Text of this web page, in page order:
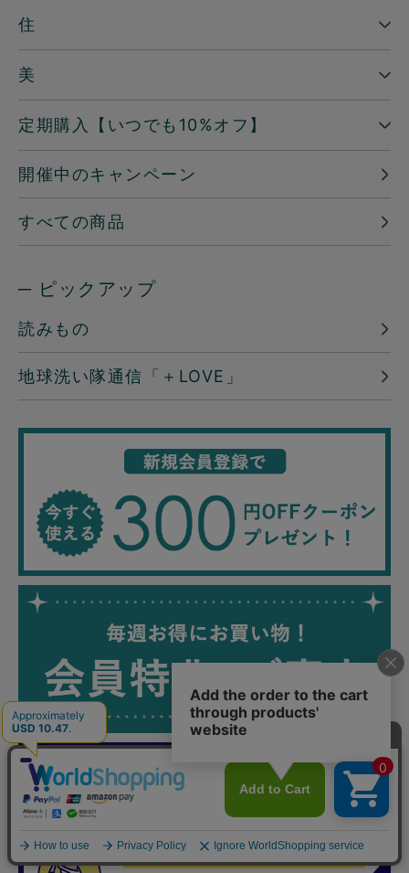
住
美
定期購入【いつでも10%オフ】
開催中のキャンペーン
すべての商品
─ ピックアップ
読みもの
地球洗い隊通信「＋LOVE」